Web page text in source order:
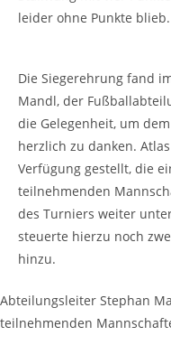
leider ohne Punkte blieb.
Die Siegerehrung fand
Mandl, der
die Gelegenheit, um
herzlich zu danken.
Verfügung gestellt, die
teilnehmenden
des Turniers weiter
steuerte hierzu noch
hinzu.
Abteilungsleiter Stephan
teilnehmenden